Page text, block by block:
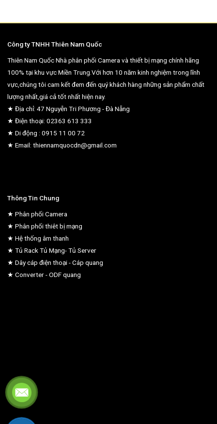
Công ty TNHH Thiên Nam Quốc
Thiên Nam Quốc Nhà phân phối Camera và thiết bị mạng chính hãng
100% tại khu vực Miền Trung.Với hơn 10 năm kinh nghiệm trong lĩnh
vực,chúng tôi cam kết đem đến quý khách hàng những sản phẩm chất
lượng nhất,giá cả tốt nhất hiện nay.
★ Địa chỉ: 47 Nguyễn Tri Phương - Đà Nẵng
★ Điện thoại: 02363 613 333
★ Di động : 0915 11 00 72
★ Email: thiennamquocdn@gmail.com
Thông Tin Chung
★ Phân phối Camera
★ Phân phối thiêt bị mạng
★ Hệ thống âm thanh
★ Tủ Rack Tủ Mạng- Tủ Server
★ Dây cáp điện thoại - Cáp quang
★ Converter - ODF quang